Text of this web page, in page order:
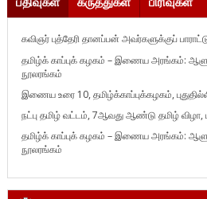
கவிஞர் புத்தேரி தானப்பன் அவர்களுக்குப்
தமிழ்க் காப்புக் கழகம் – இணைய அரங்கம்:
நூலரங்கம்
இணைய உரை 10, தமிழ்க்காப்புக்கழகம்,
நட்பு தமிழ் வட்டம், 7ஆவது ஆண்டு தமிழ் விழா,
தமிழ்க் காப்புக் கழகம் – இணைய அரங்கம்:
நூலரங்கம்